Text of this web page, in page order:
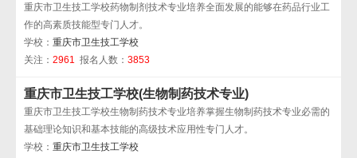
重庆市卫生技工学校药物制剂技术专业培养全面发展的能够在药品行业工
作的高素质技能型专门人才。
学校： 重庆市卫生技工学校
关注： 2961 报名人数： 3853
重庆市卫生技工学校(生物制药技术专业)
重庆市卫生技工学校生物制药技术专业培养掌握生物制药技术专业必需的
基础理论知识和基本技能的高级技术应用性专门人才。
学校： 重庆市卫生技工学校